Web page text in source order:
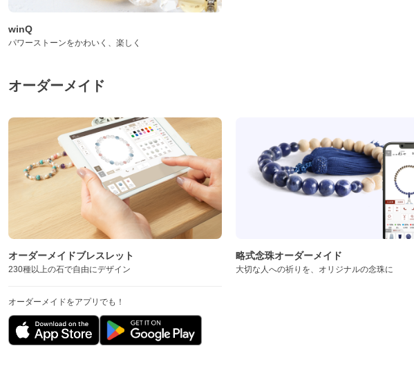
winQ
パワーストーンをかわいく、楽しく
オーダーメイド
オーダーメイドブレスレット
230種以上の石で自由にデザイン
オーダーメイドをアプリでも！
略式念珠オーダーメイド
大切な人への祈りを、オリジナルの念珠に